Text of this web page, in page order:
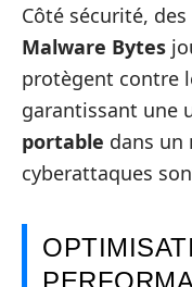
Côté sécurité,
Malware Bytes
protègent contre
garantissant une
portable dans un
cyberattaques